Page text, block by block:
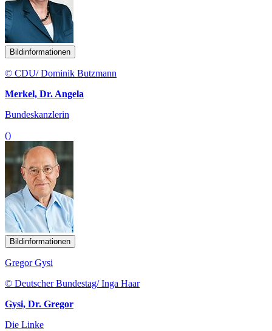
Bildinformationen
© CDU/ Dominik Butzmann
Merkel, Dr. Angela
Bundeskanzlerin
()
Bildinformationen
Gregor Gysi
© Deutscher Bundestag/ Inga Haar
Gysi, Dr. Gregor
Die Linke